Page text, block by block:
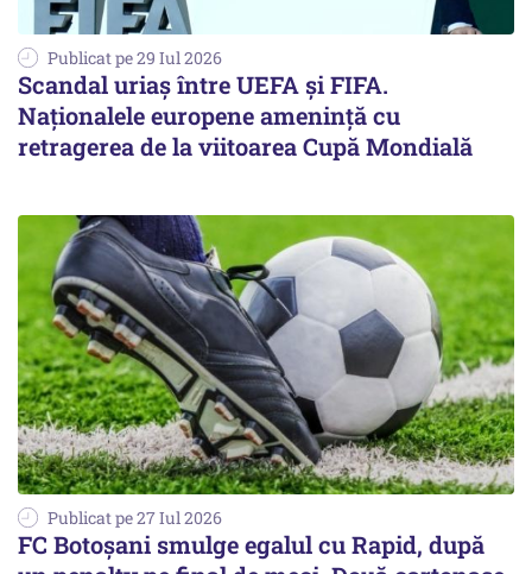
Publicat pe 29 Iul 2026
Scandal uriaş între UEFA şi FIFA.
Naţionalele europene ameninţă cu
retragerea de la viitoarea Cupă Mondială
Publicat pe 27 Iul 2026
FC Botoşani smulge egalul cu Rapid, după